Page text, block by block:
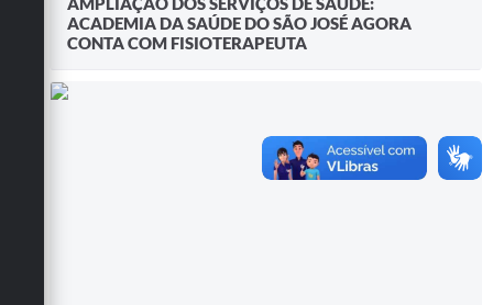
ACADEMIA DA SAÚDE DO SÃO JOSÉ AGORA
CONTA COM FISIOTERAPEUTA